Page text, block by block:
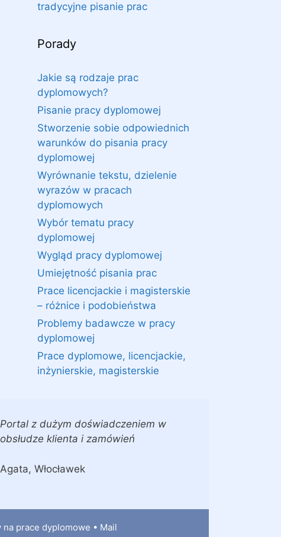
tradycyjne pisanie prac
Porady
Jakie są rodzaje prac
dyplomowych?
Pisanie pracy dyplomowej
Stworzenie sobie odpowiednich
warunków do pisania pracy
dyplomowej
Wyrównanie tekstu, dzielenie
wyrazów w pracach
dyplomowych
Wybór tematu pracy
dyplomowej
Wygląd pracy dyplomowej
Umiejętność pisania prac
Prace licencjackie i magisterskie
– różnice i podobieństwa
Problemy badawcze w pracy
dyplomowej
Prace dyplomowe, licencjackie,
inżynierskie, magisterskie
Portal z dużym doświadczeniem w
obsłudze klienta i zamówień
Agata, Włocławek
prace dyplomowe • Mail